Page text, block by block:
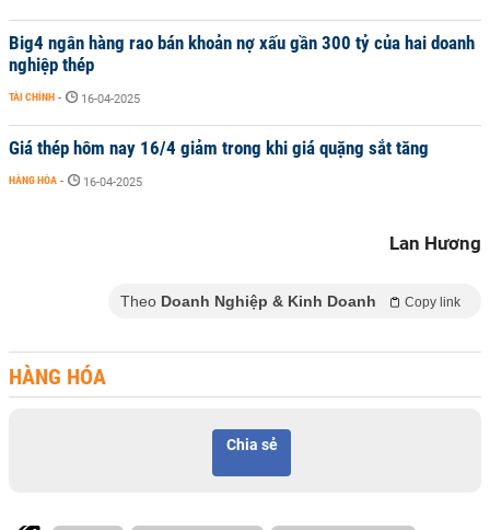
Big4 ngân hàng rao bán khoản nợ xấu gần 300 tỷ của hai doanh
nghiệp thép
TÀI CHÍNH - 16-04-2025
Giá thép hôm nay 16/4 giảm trong khi giá quặng sắt tăng
HÀNG HÓA - 16-04-2025
Lan Hương
Theo Doanh Nghiệp & Kinh Doanh Copy link
HÀNG HÓA
Chia sẻ